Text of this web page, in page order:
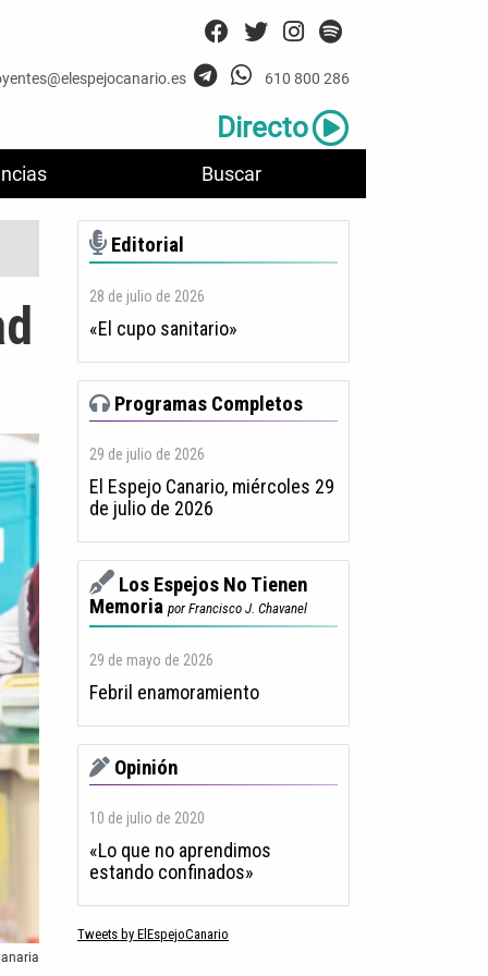
Buscar
610 800 286
Directo
Editorial
28 de julio de 2026
«El cupo sanitario»
Programas Completos
29 de julio de 2026
El Espejo Canario, miércoles 29
de julio de 2026
Los Espejos No Tienen
Memoria por Francisco J. Chavanel
29 de mayo de 2026
Febril enamoramiento
Opinión
10 de julio de 2020
«Lo que no aprendimos
estando confinados»
Tweets by ElEspejoCanario